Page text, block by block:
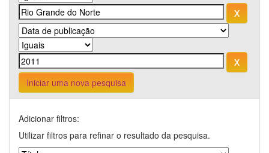
Iniciar uma nova pesquisa
Adicionar filtros:
Utilizar filtros para refinar o resultado da pesquisa.